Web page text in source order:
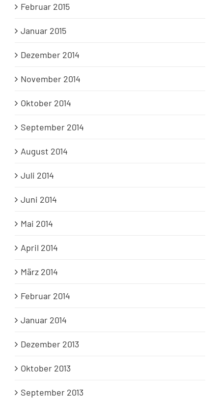
Februar 2015
Januar 2015
Dezember 2014
November 2014
Oktober 2014
September 2014
August 2014
Juli 2014
Juni 2014
Mai 2014
April 2014
März 2014
Februar 2014
Januar 2014
Dezember 2013
Oktober 2013
September 2013